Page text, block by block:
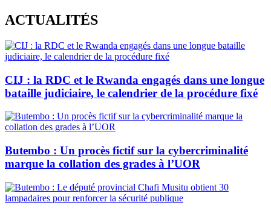
Skip
to
content
ACTUALITÉS
CIJ : la RDC et le Rwanda engagés dans une longue
bataille judiciaire, le calendrier de la procédure fixé
Butembo : Un procès fictif sur la cybercriminalité
marque la collation des grades à l’UOR